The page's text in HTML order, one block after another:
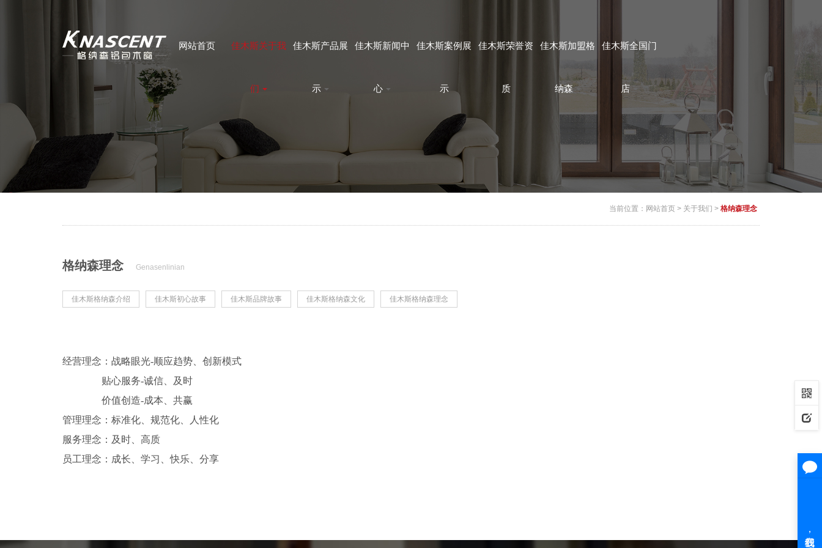
网站首页 佳木斯关于我
们
佳木斯产品展
示
佳木斯新闻中
心
佳木斯案例展
示
佳木斯荣誉资
质
佳木斯加盟格
纳森
佳木斯全国门
店
当前位置： 网站首页 > 关于我们 > 格纳森理念
格纳森理念 Genasenlinian
佳木斯格纳森介绍 佳木斯初心故事 佳木斯品牌故事 佳木斯格纳森文化 佳木斯格纳森理念
经营理念：战略眼光-顺应趋势、创新模式
贴心服务-诚信、及时
价值创造-成本、共赢
管理理念：标准化、规范化、人性化
服务理念：及时、高质
员工理念：成长、学习、快乐、分享